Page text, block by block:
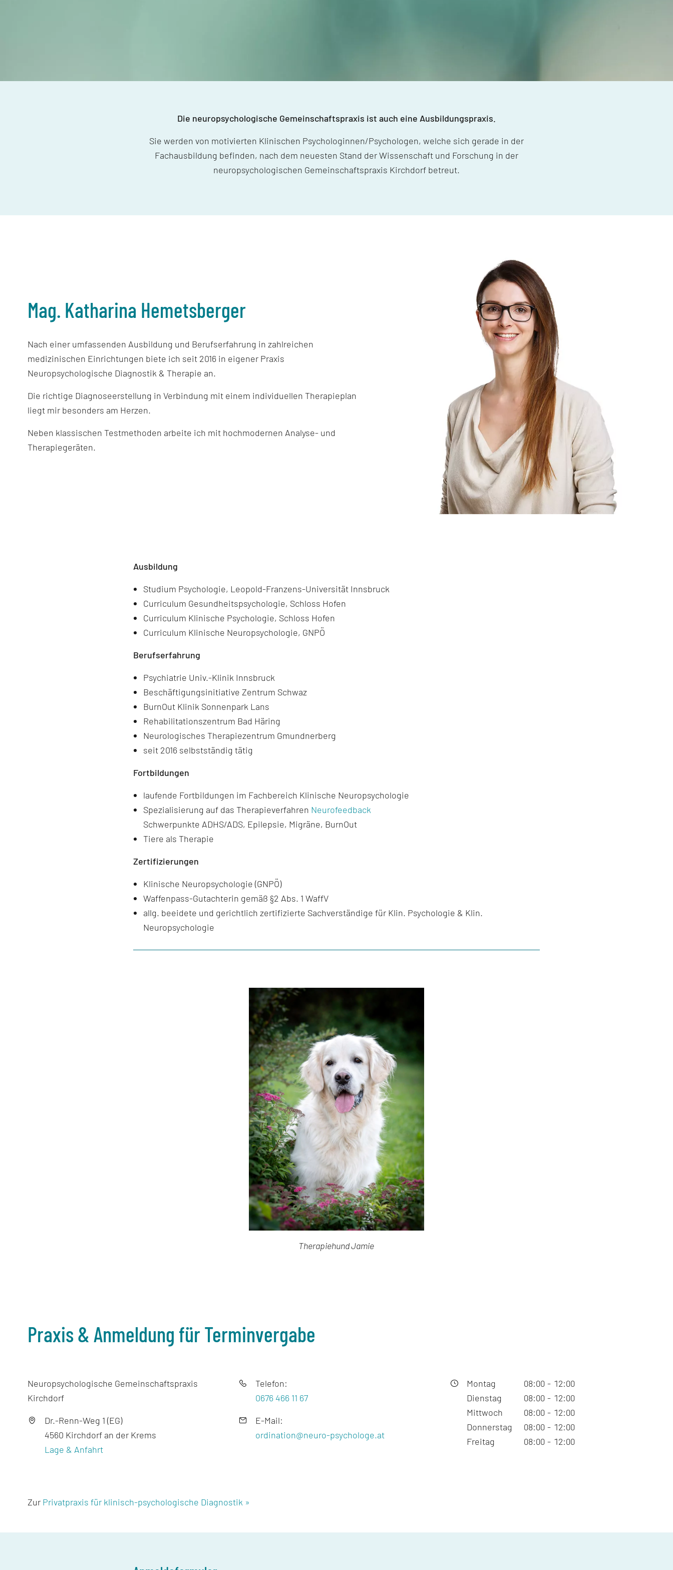
Die neuropsychologische Gemeinschaftspraxis ist auch eine Ausbildungspraxis.
Sie werden von motivierten Klinischen Psychologinnen/Psychologen, welche sich gerade in der
Fachausbildung befinden, nach dem neuesten Stand der Wissenschaft und Forschung in der
neuropsychologischen Gemeinschaftspraxis Kirchdorf betreut.
Mag. Katharina Hemetsberger
Nach einer umfassenden Ausbildung und Berufserfahrung in zahlreichen
medizinischen Einrichtungen biete ich seit 2016 in eigener Praxis
Neuropsychologische Diagnostik & Therapie an.
Die richtige Diagnoseerstellung in Verbindung mit einem individuellen Therapieplan
liegt mir besonders am Herzen.
Neben klassischen Testmethoden arbeite ich mit hochmodernen Analyse- und
Therapiegeräten.
Ausbildung
Studium Psychologie, Leopold-Franzens-Universität Innsbruck
Curriculum Gesundheitspsychologie, Schloss Hofen
Curriculum Klinische Psychologie, Schloss Hofen
Curriculum Klinische Neuropsychologie, GNPÖ
Berufserfahrung
Psychiatrie Univ.-Klinik Innsbruck
Beschäftigungsinitiative Zentrum Schwaz
BurnOut Klinik Sonnenpark Lans
Rehabilitationszentrum Bad Häring
Neurologisches Therapiezentrum Gmundnerberg
seit 2016 selbstständig tätig
Fortbildungen
laufende Fortbildungen im Fachbereich Klinische Neuropsychologie
Spezialisierung auf das Therapieverfahren Neurofeedback
Schwerpunkte ADHS/ADS, Epilepsie, Migräne, BurnOut
Tiere als Therapie
Zertifizierungen
Klinische Neuropsychologie (GNPÖ)
Waffenpass-Gutachterin gemäß §2 Abs. 1 WaffV
allg. beeidete und gerichtlich zertifizierte Sachverständige für Klin. Psychologie & Klin.
Neuropsychologie
Therapiehund Jamie
Praxis & Anmeldung für Terminvergabe
Neuropsychologische Gemeinschaftspraxis
Kirchdorf
Dr.-Renn-Weg 1 (EG)
4560 Kirchdorf an der Krems
Lage & Anfahrt
Telefon:
0676 466 11 67
E-Mail:
ordination@neuro-psychologe.at
Montag 08:00 - 12:00
Dienstag
08:00 - 12:00
Mittwoch
08:00 - 12:00
Donnerstag
08:00 - 12:00
Freitag
08:00 - 12:00
Zur Privatpraxis für klinisch-psychologische Diagnostik »